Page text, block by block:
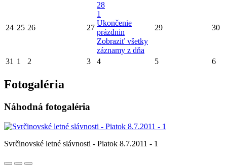
24 25 26 27
28
1
Ukončenie
prázdnin
Zobraziť všetky
záznamy z dňa
29 30
31 1 2 3 4 5 6
Fotogaléria
Náhodná fotogaléria
Svrčinovské letné slávnosti - Piatok 8.7.2011 - 1